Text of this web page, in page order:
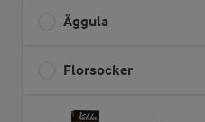
Äggula
Florsocker